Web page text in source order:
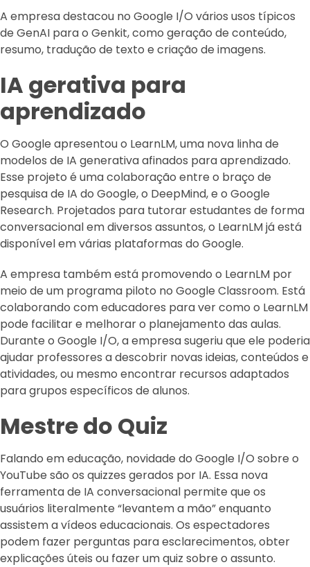
A empresa destacou no Google I/O vários usos típicos
de GenAI para o Genkit, como geração de conteúdo,
resumo, tradução de texto e criação de imagens.
IA gerativa para
aprendizado
O Google apresentou o LearnLM, uma nova linha de
modelos de IA generativa afinados para aprendizado.
Esse projeto é uma colaboração entre o braço de
pesquisa de IA do Google, o DeepMind, e o Google
Research. Projetados para tutorar estudantes de forma
conversacional em diversos assuntos, o LearnLM já está
disponível em várias plataformas do Google.
A empresa também está promovendo o LearnLM por
meio de um programa piloto no Google Classroom. Está
colaborando com educadores para ver como o LearnLM
pode facilitar e melhorar o planejamento das aulas.
Durante o Google I/O, a empresa sugeriu que ele poderia
ajudar professores a descobrir novas ideias, conteúdos e
atividades, ou mesmo encontrar recursos adaptados
para grupos específicos de alunos.
Mestre do Quiz
Falando em educação, novidade do Google I/O sobre o
YouTube são os quizzes gerados por IA. Essa nova
ferramenta de IA conversacional permite que os
usuários literalmente “levantem a mão” enquanto
assistem a vídeos educacionais. Os espectadores
podem fazer perguntas para esclarecimentos, obter
explicações úteis ou fazer um quiz sobre o assunto.